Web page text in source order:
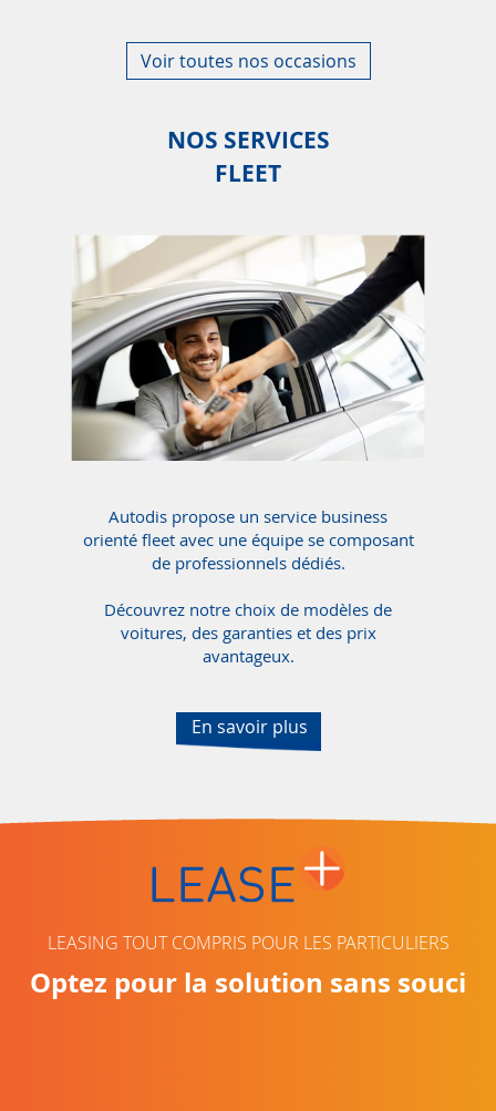
Voir toutes nos occasions
NOS SERVICES
FLEET
Autodis propose un service business
orienté fleet avec une équipe se composant
de professionnels dédiés.
Découvrez notre choix de modèles de
voitures, des garanties et des prix
avantageux.
En savoir plus
LEASING TOUT COMPRIS POUR LES PARTICULIERS
Optez pour la solution sans souci